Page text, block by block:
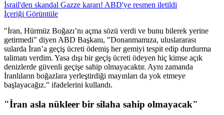
İsrail'den skandal Gazze kararı! ABD'ye resmen iletildi
İçeriği Görüntüle
"İran, Hürmüz Boğazı’nı açma sözü verdi ve bunu bilerek yerine
getirmedi" diyen ABD Başkanı, "Donanmamıza, uluslararası
sularda İran’a geçiş ücreti ödemiş her gemiyi tespit edip durdurma
talimatı verdim. Yasa dışı bir geçiş ücreti ödeyen hiç kimse açık
denizlerde güvenli geçişe sahip olmayacaktır. Aynı zamanda
İranlıların boğazlara yerleştirdiği mayınları da yok etmeye
başlayacağız." ifadelerini kullandı.
"İran asla nükleer bir silaha sahip olmayacak"